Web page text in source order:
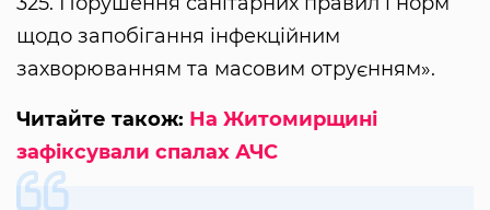
щодо запобігання інфекційним
захворюванням та масовим отруєнням».
Читайте також: На Житомирщині
зафіксували спалах АЧС